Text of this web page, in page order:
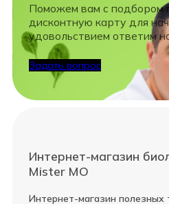
Поможем вам с подбором
дисконтную карту для
удовольствием ответим
Задать вопрос
Интернет-магазин
Mister MO
Интернет-магазин полезных